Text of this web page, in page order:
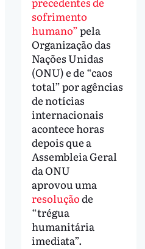
sofrimento
humano”pela
Organização das
Nações Unidas
(ONU) e de “caos
total” por agências
de notícias
internacionais
acontece horas
depois que a
Assembleia Geral
da ONU
aprovou uma
resoluçãode
“trégua
humanitária
imediata”.